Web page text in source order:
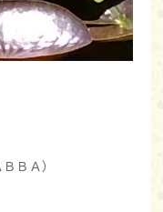
ＢＡ）